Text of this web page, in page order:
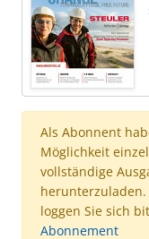
Als Abonnent
Möglichkeit
vollständige
herunterzuladen.
loggen Sie sich
Abonnement